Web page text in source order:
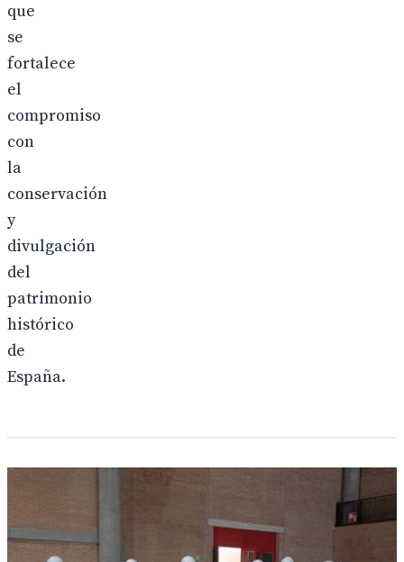
que
se
fortalece
el
compromiso
con
la
conservación
y
divulgación
del
patrimonio
histórico
de
España.